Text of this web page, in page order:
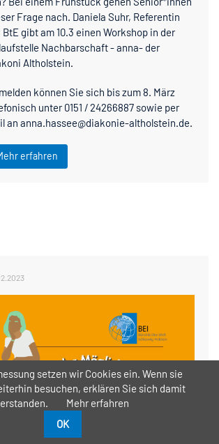
Frage nach. Daniela Suhr, Referentin
BtE gibt am 10.3 einen Workshop in der
Nachbarschaft - anna- der
Altholstein.
können Sie sich bis zum 8. März
unter 0151 / 24266887 sowie per
an anna.hassee@diakonie-altholstein.de.
erfahren
setzen wir Cookies ein. Wenn sie
besuchen, erklären Sie sich damit
Mehr erfahren
OK